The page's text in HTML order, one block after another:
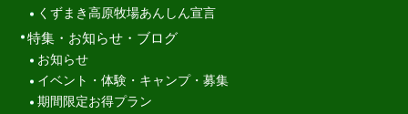
くずまき高原牧場あんしん宣言
特集・お知らせ・ブログ
お知らせ
イベント・体験・キャンプ・募集
期間限定お得プラン